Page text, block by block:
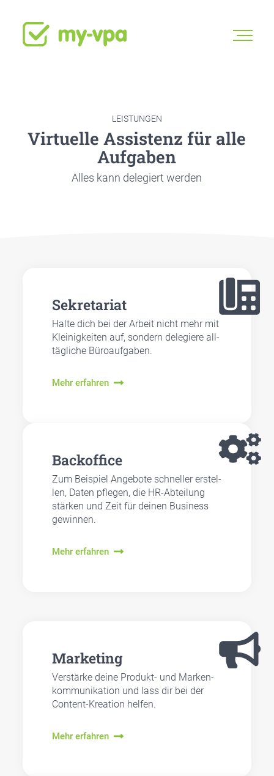
LEISTUNGEN
Vir­tu­el­le Assis­tenz für alle
Auf­ga­ben
Alles kann dele­giert wer­den
Sekre­ta­ri­at
Hal­te dich bei der Arbeit nicht mehr mit
Klei­nig­kei­ten auf, son­dern dele­gie­re all­
täg­li­che Büro­auf­ga­ben.
Mehr erfahren
Back­of­fice
Zum Bei­spiel Ange­bo­te schnel­ler erstel­
len, Daten pfle­gen, die HR-Abtei­lung
stär­ken und Zeit für dei­nen Busi­ness
gewin­nen.
Mehr erfahren
Mar­ke­ting
Ver­stär­ke dei­ne Pro­dukt- und Mar­ken­
kom­mu­ni­ka­ti­on und lass dir bei der
Con­tent-Krea­ti­on hel­fen.
Mehr erfahren